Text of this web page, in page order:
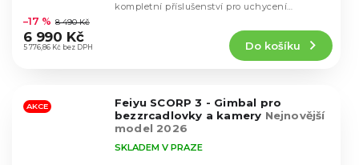
hodnocení
produktu
je
hvězdiček.
5 776,86 Kč bez DPH
–17 % 8 490 Kč
6 990 Kč
Do košíku
kompletní příslušenství pro uchycení
AKCE
Feiyu SCORP 3 - Gimbal pro
bezzrcadlovky a kamery Nejnovější
model 2026
SKLADEM V PRAZE